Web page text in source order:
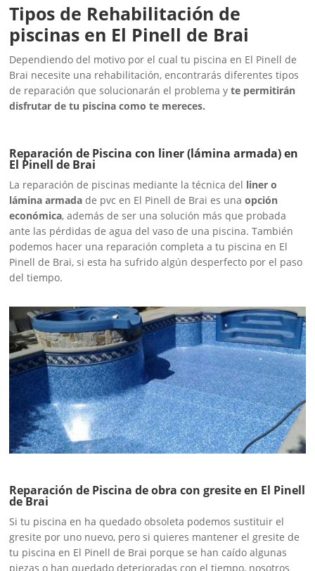
Tipos de Rehabilitación de
piscinas en El Pinell de Brai
Dependiendo del motivo por el cual tu piscina en El Pinell de
Brai necesite una rehabilitación, encontrarás diferentes tipos
de reparación que solucionarán el problema yte permitirán
disfrutar de tu piscina como te mereces.
Reparación de Piscina con liner (lámina armada) en
El Pinell de Brai
La reparación de piscinas mediante la técnica del liner o
lámina armada de pvc en El Pinell de Brai es unaopción
económica, además de ser una solución más que probada
ante las pérdidas de agua del vaso de una piscina. También
podemos hacer una reparación completa a tu piscina en El
Pinell de Brai, si esta ha sufrido algún desperfecto por el paso
del tiempo.
Reparación de Piscina de obra con gresite en El Pinell
de Brai
Si tu piscina en ha quedado obsoleta podemos sustituir el
gresite por uno nuevo, pero si quieres mantener el gresite de
tu piscina en El Pinell de Brai porque se han caído algunas
piezas o han quedado deterioradas con el tiempo, nosotros